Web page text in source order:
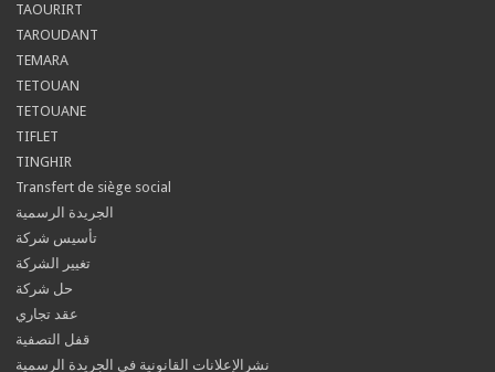
TAOURIRT
TAROUDANT
TEMARA
TETOUAN
TETOUANE
TIFLET
TINGHIR
Transfert de siège social
الجريدة الرسمية
تأسيس شركة
تغيير الشركة
حل شركة
عقد تجاري
قفل التصفية
نشرالإعلانات القانونية في الجريدة الرسمية